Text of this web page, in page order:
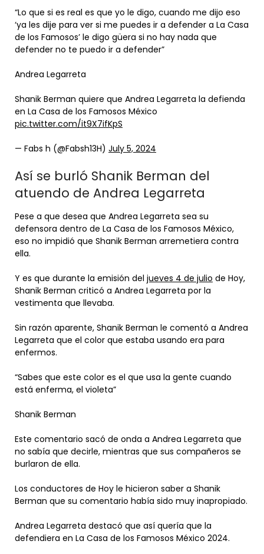
“Lo que si es real es que yo le digo, cuando me dijo eso
‘ya les dije para ver si me puedes ir a defender a La Casa
de los Famosos’ le digo güera si no hay nada que
defender no te puedo ir a defender”
Andrea Legarreta
Shanik Berman quiere que Andrea Legarreta la defienda
en La Casa de los Famosos México
pic.twitter.com/it9X7ifKpS
— Fabs h (@Fabsh13H) July 5, 2024
Así se burló Shanik Berman del
atuendo de Andrea Legarreta
Pese a que desea que Andrea Legarreta sea su
defensora dentro de La Casa de los Famosos México,
eso no impidió que Shanik Berman arremetiera contra
ella.
Y es que durante la emisión del jueves 4 de julio de Hoy,
Shanik Berman criticó a Andrea Legarreta por la
vestimenta que llevaba.
Sin razón aparente, Shanik Berman le comentó a Andrea
Legarreta que el color que estaba usando era para
enfermos.
“Sabes que este color es el que usa la gente cuando
está enferma, el violeta”
Shanik Berman
Este comentario sacó de onda a Andrea Legarreta que
no sabía que decirle, mientras que sus compañeros se
burlaron de ella.
Los conductores de Hoy le hicieron saber a Shanik
Berman que su comentario había sido muy inapropiado.
Andrea Legarreta destacó que así quería que la
defendiera en La Casa de los Famosos México 2024.